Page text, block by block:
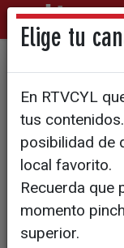
Martínez
más
Elige tu
En RTVCYL
tus
posibilidad de
local favorito.
Recuerda que
momento
superior.